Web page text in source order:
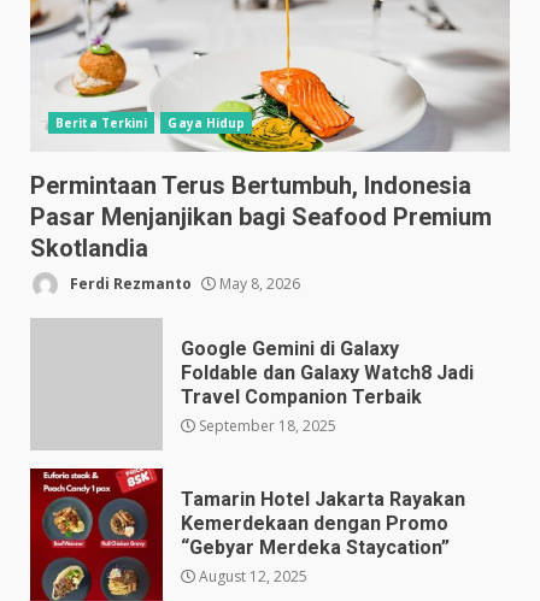
Berita Terkini Gaya Hidup
Permintaan Terus Bertumbuh, Indonesia
Pasar Menjanjikan bagi Seafood Premium
Skotlandia
Ferdi Rezmanto May 8, 2026
Google Gemini di Galaxy
Foldable dan Galaxy Watch8 Jadi
Travel Companion Terbaik
September 18, 2025
Tamarin Hotel Jakarta Rayakan
Kemerdekaan dengan Promo
“Gebyar Merdeka Staycation”
August 12, 2025